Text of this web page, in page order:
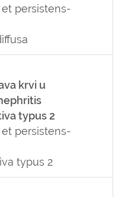
persistens-
krvi u
typus 2
persistens-
typus 2